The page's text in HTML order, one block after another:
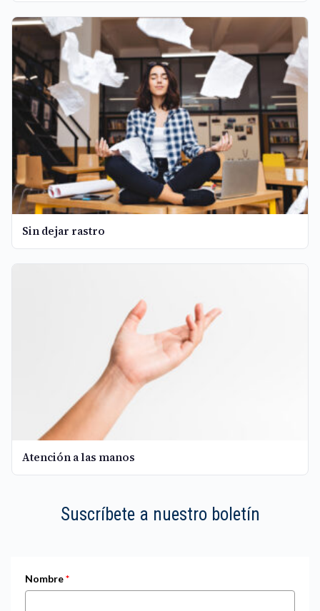
Sin dejar rastro
Atención a las manos
Suscríbete a nuestro boletín
Nombre*